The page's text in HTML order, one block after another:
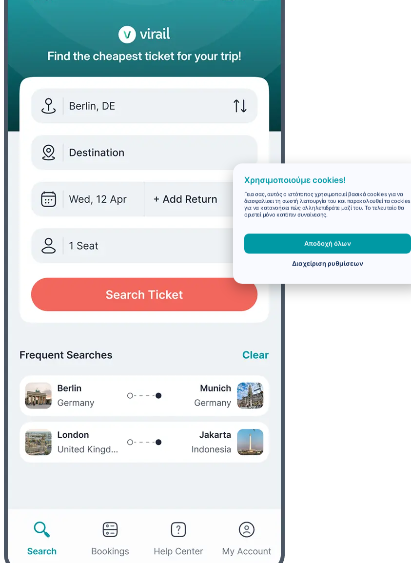
Χρησιμοποιούμε cookies!
Γεια σας, αυτός ο ιστότοπος χρησιμοποιεί βασικά cookies για να
διασφαλίσει τη σωστή λειτουργία του και παρακολουθεί τα cookies
για να κατανοήσει πώς αλληλεπιδράτε μαζί του. Το τελευταίο θα
οριστεί μόνο κατόπιν συναίνεσης.
Αποδοχή όλων
Διαχείριση ρυθμίσεων